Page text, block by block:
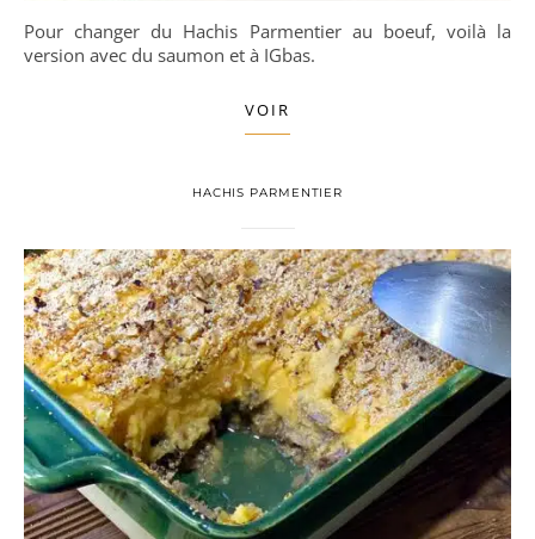
Pour changer du Hachis Parmentier au boeuf, voilà la
version avec du saumon et à IGbas.
VOIR
HACHIS PARMENTIER